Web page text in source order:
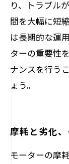
り、トラブル
間を大幅に短
は長期的な運
ターの重要性
ナンスを行う
ょう。
摩耗と劣化
モーターの摩